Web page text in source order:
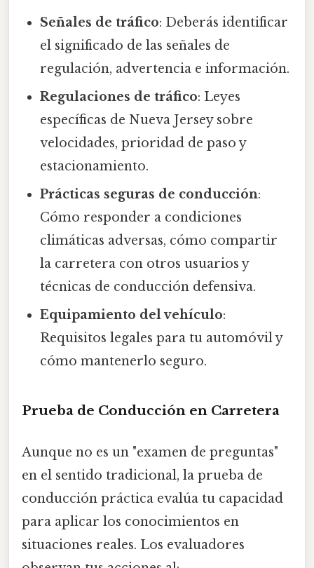
Señales de tráfico: Deberás identificar
el significado de las señales de
regulación, advertencia e información.
Regulaciones de tráfico: Leyes
específicas de Nueva Jersey sobre
velocidades, prioridad de paso y
estacionamiento.
Prácticas seguras de conducción:
Cómo responder a condiciones
climáticas adversas, cómo compartir
la carretera con otros usuarios y
técnicas de conducción defensiva.
Equipamiento del vehículo:
Requisitos legales para tu automóvil y
cómo mantenerlo seguro.
Prueba de Conducción en Carretera
Aunque no es un "examen de preguntas"
en el sentido tradicional, la prueba de
conducción práctica evalúa tu capacidad
para aplicar los conocimientos en
situaciones reales. Los evaluadores